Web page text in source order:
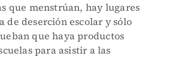
que menstrúan, hay lugares
de deserción escolar y sólo
que haya productos
para asistir a las